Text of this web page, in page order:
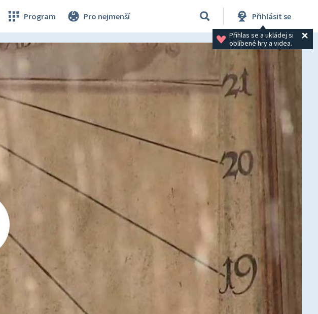
Program Pro nejmenší Přihlásit se
Přihlas se a ukládej si
oblíbené hry a videa.